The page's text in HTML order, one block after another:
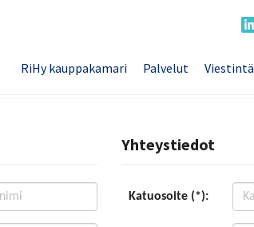
RiHy kauppakamari Palvelut Viestintä
Yhteystiedot
Katuosoite (*):